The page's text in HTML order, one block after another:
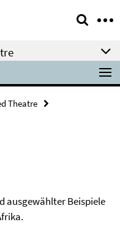
Theatre
ausgewählter Beispiele